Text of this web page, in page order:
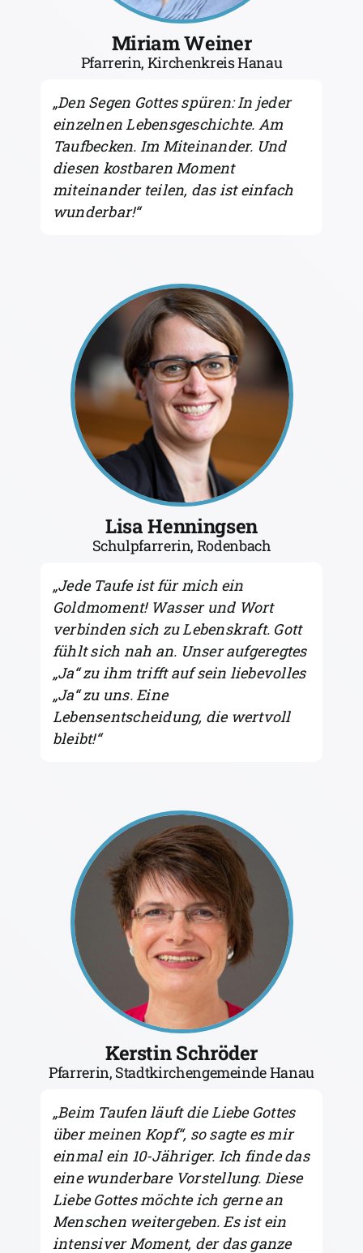
Miriam Weiner
Pfarrerin, Kirchenkreis Hanau
„Den Segen Gottes spüren: In jeder
einzelnen Lebensgeschichte. Am
Taufbecken. Im Miteinander. Und
diesen kostbaren Moment
miteinander teilen, das ist einfach
wunderbar!“
Lisa Henningsen
Schulpfarrerin, Rodenbach
„Jede Taufe ist für mich ein
Goldmoment! Wasser und Wort
verbinden sich zu Lebenskraft. Gott
fühlt sich nah an. Unser aufgeregtes
„Ja“ zu ihm trifft auf sein liebevolles
„Ja“ zu uns. Eine
Lebensentscheidung, die wertvoll
bleibt!“
Kerstin Schröder
Pfarrerin, Stadtkirchengemeinde Hanau
„Beim Taufen läuft die Liebe Gottes
über meinen Kopf“, so sagte es mir
einmal ein 10-Jähriger. Ich finde das
eine wunderbare Vorstellung. Diese
Liebe Gottes möchte ich gerne an
Menschen weitergeben. Es ist ein
intensiver Moment, der das ganze